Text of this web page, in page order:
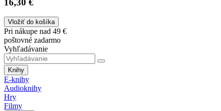
16,30 €
Vložiť do košíka
Pri nákupe nad 49 €
poštovné zadarmo
Vyhľadávanie
Knihy
E-knihy
Audioknihy
Hry
Filmy